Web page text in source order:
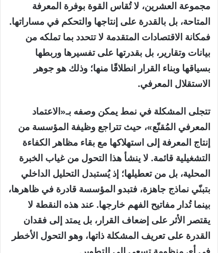
مجموعة العشرين، لا تُقاس القوة بوفرة المعرفة
المتاحة، بل بالقدرة على إنتاجها والتحكم في مساراتها.
فمكانة الاقتصادات المتقدمة لا تتحدد بما تملكه من
بيانات وتقارير، بل بقدرتها على تفسيرها وربطها
بسياقها وبناء القرار انطلاقًا منها؛ وذلك هو جوهر
الاستقلال المعرفي.
تتجلى المشكلة في نمط يمكن وصفه بـ«الاعتماد
المعرفي المُقنّع»، حيث تتراجع وظيفة المؤسسة من
إنتاج المعرفة إلى استهلاكها مع بقاء مظاهر الكفاءة
التشغيلية قائمة. لا ينشأ هذا التحول من غياب الخبرة
المحلية، بل من تعطيلها؛ إذ يُستبدل التحليل الداخلي
بتبنّي نماذج جاهزة، فتبدو المؤسسة قادرة في ظاهرها،
بينما تُدار مفاتيح الفهم خارجها. عند هذه النقطة لا
يقتصر الأثر على إضعاف القرار، بل يمتد إلى فقدان
القدرة على تعريف المشكلة ذاتها، وهو التحول الأخطر